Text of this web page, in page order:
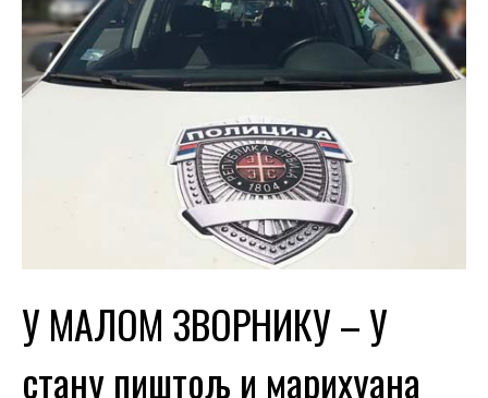
У МАЛОМ ЗВОРНИКУ – У
стану пиштољ и марихуана